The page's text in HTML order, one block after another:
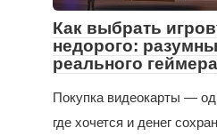
Как выбрать
недорого:
реального геймера
Покупка видеокарты —
где хочется и денег